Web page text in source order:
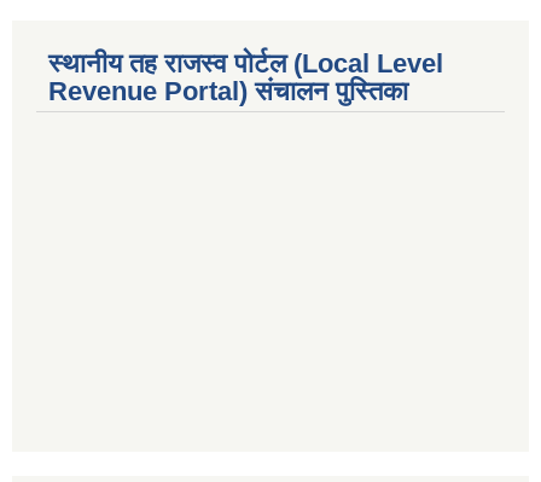
स्थानीय तह राजस्व पोर्टल (Local Level
Revenue Portal) संचालन पुस्तिका